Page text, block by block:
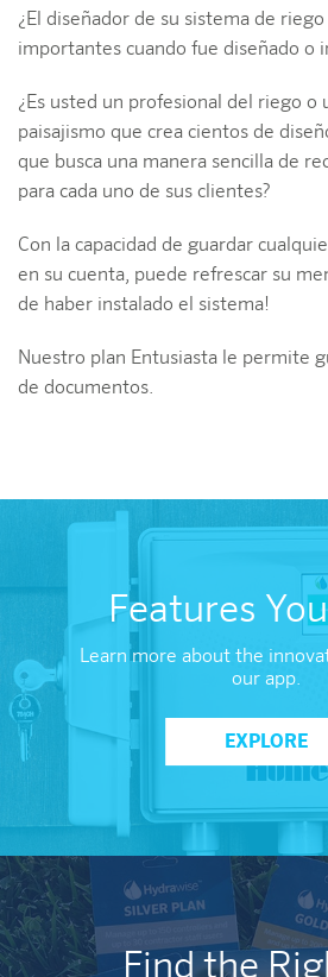
¿El diseñador de su sistema de
importantes cuando fue diseñado o
¿Es usted un profesional del riego o
paisajismo que crea cientos de
que busca una manera sencilla de
para cada uno de sus clientes?
Con la capacidad de guardar
en su cuenta, puede refrescar su
de haber instalado el sistema!
Nuestro plan Entusiasta le permite
de documentos.
Features
Learn more about the
our app.
EXPLORE
Find the